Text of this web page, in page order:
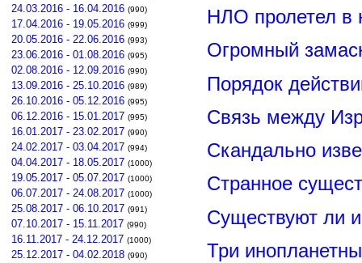
24.03.2016 - 16.04.2016 (990)
17.04.2016 - 19.05.2016 (999)
20.05.2016 - 22.06.2016 (993)
23.06.2016 - 01.08.2016 (995)
02.08.2016 - 12.09.2016 (990)
13.09.2016 - 25.10.2016 (989)
26.10.2016 - 05.12.2016 (995)
06.12.2016 - 15.01.2017 (995)
16.01.2017 - 23.02.2017 (990)
24.02.2017 - 03.04.2017 (994)
04.04.2017 - 18.05.2017 (1000)
19.05.2017 - 05.07.2017 (1000)
06.07.2017 - 24.08.2017 (1000)
25.08.2017 - 06.10.2017 (991)
07.10.2017 - 15.11.2017 (990)
16.11.2017 - 24.12.2017 (1000)
25.12.2017 - 04.02.2018 (990)
НЛО пролетел в
Огромный
Порядок
Связь между
Скандально
Странное
Существуют ли
Три